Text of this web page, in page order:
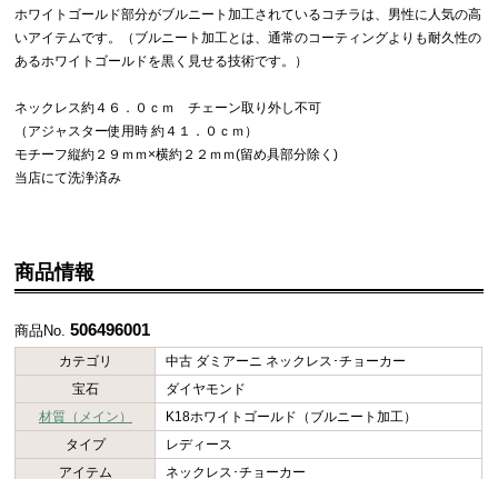
ホワイトゴールド部分がブルニート加工されているコチラは、男性に人気の高
いアイテムです。（ブルニート加工とは、通常のコーティングよりも耐久性の
あるホワイトゴールドを黒く見せる技術です。）
ネックレス約４６．０ｃｍ チェーン取り外し不可
（アジャスター使用時 約４１．０ｃｍ）
モチーフ縦約２９ｍｍ×横約２２ｍｍ(留め具部分除く)
当店にて洗浄済み
商品情報
商品No.506496001
カテゴリ
中古 ダミアーニ ネックレス･チョーカー
宝石
ダイヤモンド
材質（メイン）
K18ホワイトゴールド（ブルニート加工）
タイプ
レディース
アイテム
ネックレス･チョーカー